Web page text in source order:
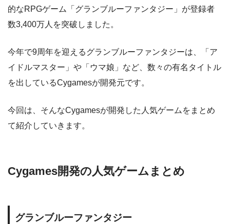
的なRPGゲーム「グランブルーファンタジー」が登録者
数3,400万人を突破しました。
今年で9周年を迎えるグランブルーファンタジーは、「ア
イドルマスター」や「ウマ娘」など、数々の有名タイトル
を出しているCygamesが開発元です。
今回は、そんなCygamesが開発した人気ゲームをまとめ
て紹介していきます。
Cygames開発の人気ゲームまとめ
グランブルーファンタジー